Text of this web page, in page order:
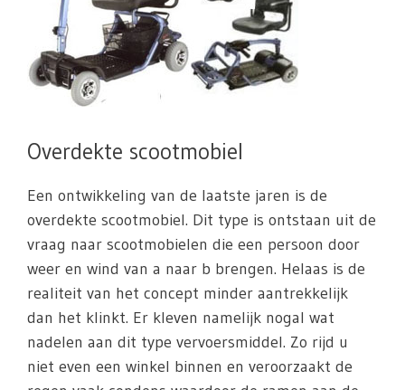
Overdekte scootmobiel
Een ontwikkeling van de laatste jaren is de
overdekte scootmobiel. Dit type is ontstaan uit de
vraag naar scootmobielen die een persoon door
weer en wind van a naar b brengen. Helaas is de
realiteit van het concept minder aantrekkelijk
dan het klinkt. Er kleven namelijk nogal wat
nadelen aan dit type vervoersmiddel. Zo rijd u
niet even een winkel binnen en veroorzaakt de